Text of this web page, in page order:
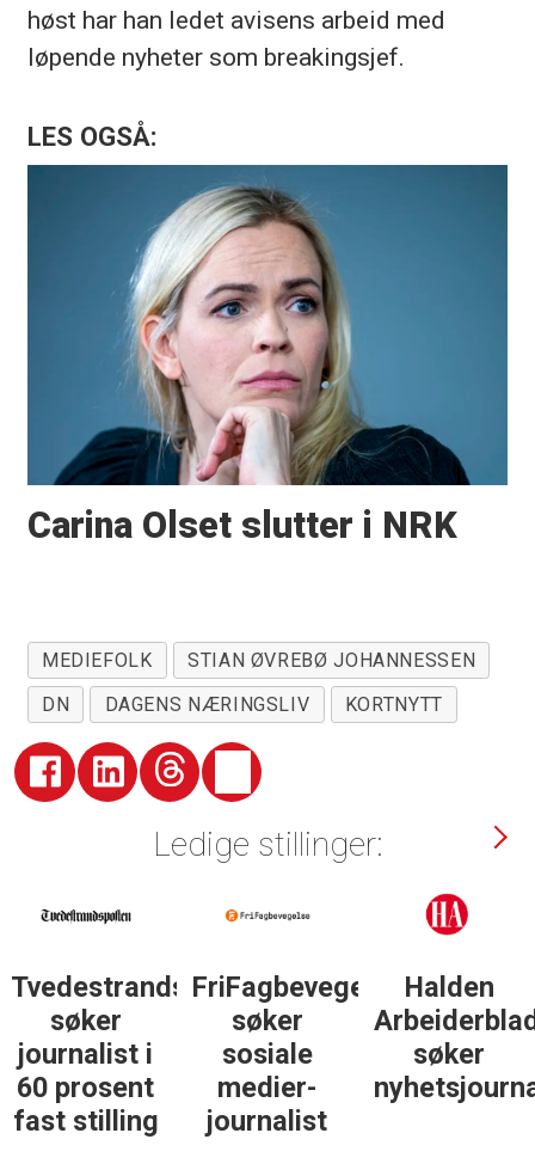
høst har han ledet avisens arbeid med
løpende nyheter som breakingsjef.
LES OGSÅ:
Carina Olset slutter i NRK
MEDIEFOLK
STIAN ØVREBØ JOHANNESSEN
DN
DAGENS NÆRINGSLIV KORTNYTT
Ledige stillinger:
Tvedestrandsposten
søker
journalist i
60 prosent
fast stilling
FriFagbevegelse
søker
sosiale
medier-
journalist
Halden
søker